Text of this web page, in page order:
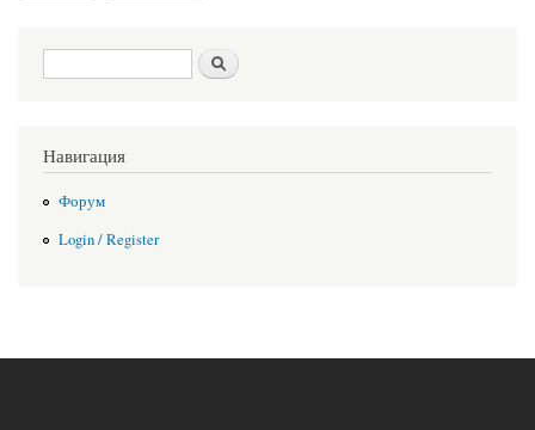
Search form
Навигация
Форум
Login / Register